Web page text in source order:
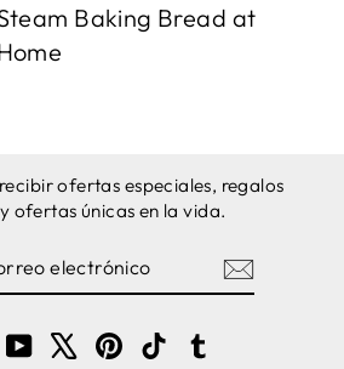
Baking Bread at
ofertas especiales, regalos
ofertas únicas en la vida.
YouTube Pinterest
TikTok